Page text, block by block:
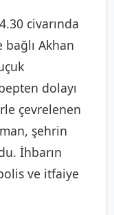
civarında
Akhan
dolayı
çevrelenen
şehrin
İhbarın
ve itfaiye